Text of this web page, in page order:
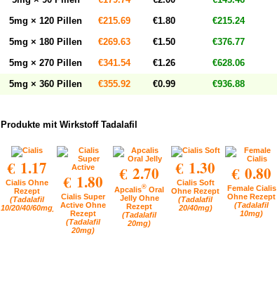
5mg × 120 Pillen €215.69 €1.80 €215.24
5mg × 180 Pillen €269.63 €1.50 €376.77
5mg × 270 Pillen €341.54 €1.26 €628.06
5mg × 360 Pillen €355.92 €0.99 €936.88
Produkte mit Wirkstoff Tadalafil
€ 1.17
Cialis Ohne
Rezept
(Tadalafil
10/20/40/60mg)
€ 1.80
Cialis Super
Active Ohne
Rezept
(Tadalafil
20mg)
€ 2.70
Apcalis® Oral
Jelly Ohne
Rezept
(Tadalafil
20mg)
€ 1.30
Cialis Soft
Ohne Rezept
(Tadalafil
20/40mg)
€ 0.80
Female Cialis
Ohne Rezept
(Tadalafil
10mg)